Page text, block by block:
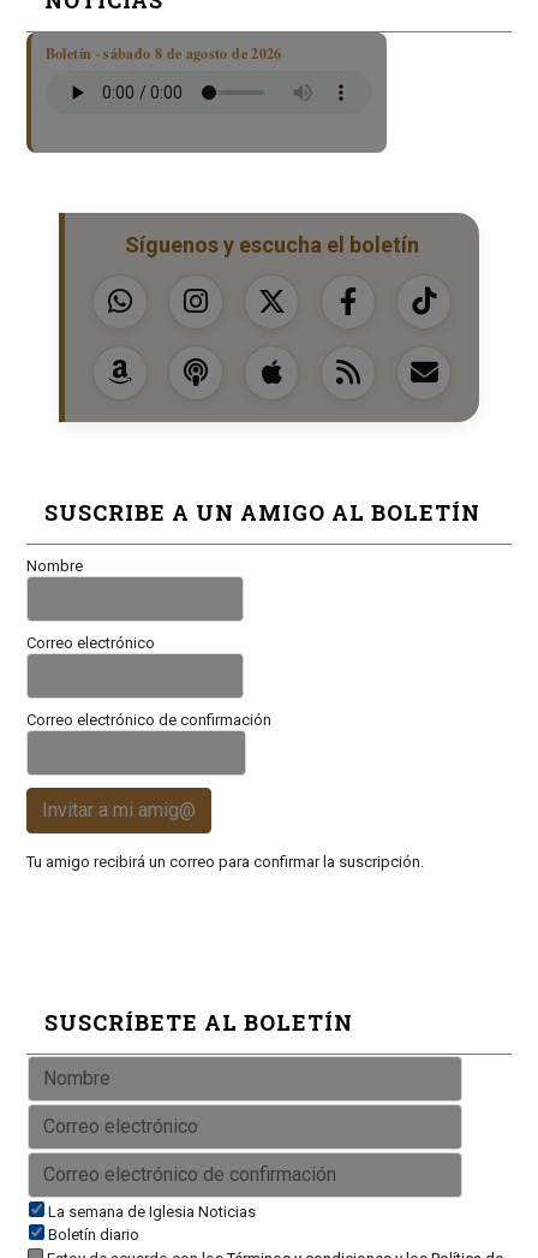
Boletín · sábado 8 de agosto de 2026
Síguenos y escucha el boletín
SUSCRIBE A UN AMIGO AL BOLETÍN
Nombre
Correo electrónico
Correo electrónico de confirmación
Invitar a mi amig@
Tu amigo recibirá un correo para confirmar la suscripción.
SUSCRÍBETE AL BOLETÍN
La semana de Iglesia Noticias
Boletín diario